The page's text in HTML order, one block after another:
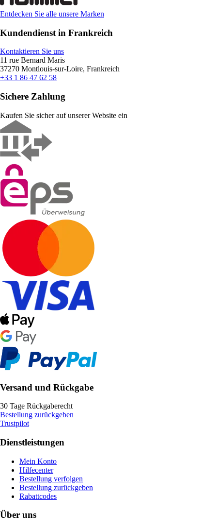
Entdecken Sie alle unsere Marken
Kundendienst in Frankreich
Kontaktieren Sie uns
11 rue Bernard Maris
37270 Montlouis-sur-Loire, Frankreich
+33 1 86 47 62 58
Sichere Zahlung
Kaufen Sie sicher auf unserer Website ein
Versand und Rückgabe
30 Tage Rückgaberecht
Bestellung zurückgeben
Trustpilot
Dienstleistungen
Mein Konto
Hilfecenter
Bestellung verfolgen
Bestellung zurückgeben
Rabattcodes
Über uns